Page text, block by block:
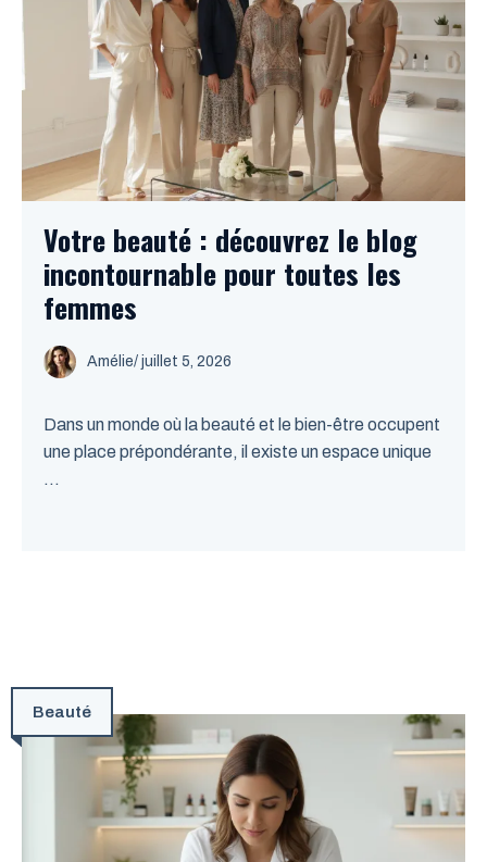
Votre beauté : découvrez le blog
incontournable pour toutes les
femmes
Amélie/ juillet 5, 2026
Dans un monde où la beauté et le bien-être occupent
une place prépondérante, il existe un espace unique
...
Beauté